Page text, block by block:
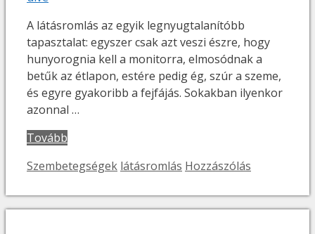
A látásromlás az egyik legnyugtalanítóbb
tapasztalat: egyszer csak azt veszi észre, hogy
hunyorognia kell a monitorra, elmosódnak a
betűk az étlapon, estére pedig ég, szúr a szeme,
és egyre gyakoribb a fejfájás. Sokakban ilyenkor
azonnal …
Tovább
Kategória
Szembetegségek Címkék
látásromlás Hozzászólás